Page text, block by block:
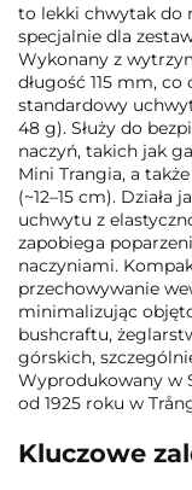
to lekki chwytak do
specjalnie dla
Wykonany z
długość 115 mm,
standardowy uchwyt
48 g). Służy do
naczyń, takich jak
Mini Trangia, a
(~12–15 cm). Działa
uchwytu z
zapobiega
naczyniami.
przechowywanie
minimalizując
bushcraftu,
górskich,
Wyprodukowany w
od 1925 roku w
Kluczowe